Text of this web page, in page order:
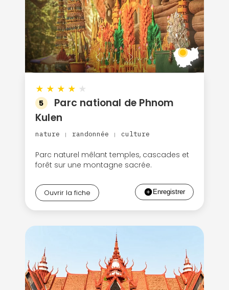
★ ★ ★ ★ ★
5
Parc national de Phnom
Kulen
nature | randonnée | culture
Parc naturel mêlant temples, cascades et
forêt sur une montagne sacrée.
Ouvrir la fiche